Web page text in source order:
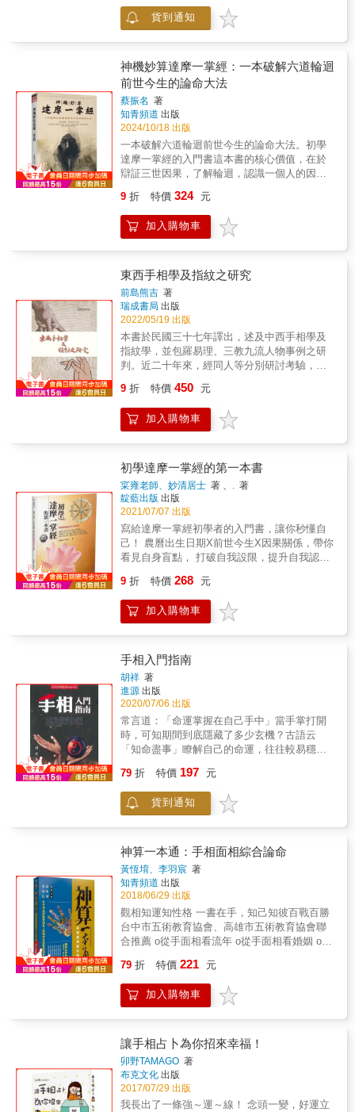
逐步介紹手上的各種線紋（三主線及三輔線
等）及其所代表的意義，最後透過線紋來判斷
各種運勢，並輔以大量真實照片，讓你學會解
短，代表身體虛弱，無法負荷長時間的勞動。•
智慧線──過於筆直，代表想法和溝通方式太過
直接，完全不懂什麼叫做委婉。•太陽線──粗長
鮮明，代表有良好的財運，工作都能事半功
倍，獲得較高的收入。•感情線──發端下有交叉
細紋，表示容易受到對象的隱瞞或欺騙。看完
本書後將能幫助你── •避開爛桃花•算出結婚
的年紀•預防血光之災•投入適合的工作
可隨心所欲貼在想貼的地方，幫助帶來好運。
▍隨書附「快速識人攻略手冊」收錄主要線紋
過下列手相迷思，但你知道答案嗎──•有斷掌的
女生真的不該娶？•事業線很長，所以會勞碌工
作一輩子？•指縫很大的人，非常容易漏財？•可
以靠留長小指指甲來防犯小人？•掌紋很多，代
表思緒很亂嗎？鑽研手相已超過十二年的夏多
想說：「手相絕不只是搭訕的工具，而是能實
際應用在日常的命理技術。」▍什麼是「手
相」？手相術是一門有複雜邏輯和系統的技
術，就像面相術是以貌取人，手相術則是「以
掌識人」。簡單來說，可從掌紋解讀出一個人
達到消災解厄的目的，幫助你做好萬全準備。
▍不只「以掌識人」，更能分析運勢！本書會
從認識手的外觀開始，逐步介紹手上的各種線
最後透過線紋來判斷各種運勢，並輔以大量真
實照片，讓你學會解讀「你的人生使用說明
書」。•生命線──淺淡細短，代表身體虛弱，無
法負荷長時間的勞動。•智慧線──過於筆直，代
表想法和溝通方式太過直接，完全不懂什麼叫
做委婉。•太陽線──粗長鮮明，代表有良好的財
運，工作都能事半功倍，獲得較高的收入。•感
的隱瞞或欺騙。看完本書後將能幫助你── •避
開爛桃花•算出結婚的年紀•預防血光之災•投入
適合的工作
貨到通知
神機妙算達摩一掌經：一本破解六道輪迴
前世今生的論命大法
蔡振名 著
知青頻道 出版
2024/10/18 出版
一本破解六道輪迴前世今生的論命大法。初學
達摩一掌經的入門書這本書的核心價值，在於
辯証三世因果，了解輪迴，認識一個人的因果
此書，其結論比八字學還要精闢一、依據八字
排盤法，排出八字盤。二、再依《達摩一掌
經》排盤。三、依排盤所得出的內容，得出
還請參照〈四柱論〉中之解釋，以總和命盤。
9 折 特價 324 元
加入購物車
東西手相學及指紋之研究
前島熊吉 著
瑞成書局 出版
2022/05/19 出版
本書於民國三十七年譯出，述及中西手相學及
指紋學，並包羅易理、三教九流人物事例之研
判。近二十年來，經同人等分別研討考驗，咸
9 折 特價 450 元
加入購物車
初學達摩一掌經的第一本書
寀雍老師、妙清居士 著 、
著
靛藍出版 出版
2021/07/07 出版
寫給達摩一掌經初學者的入門書，讓你秒懂自
己！ 農曆出生日期X前世今生X因果關係，帶你
看見自身盲點， 打破自我設限，提升自我認
階段的課題，幫助你更了解自己，讓你活出完
整的自我！ 達摩一掌經為計算前世今生的工
具，藉此得知各階段課題的因果關係，並了解
金，只須透過農曆出生日期，就可以看出一個
人的習性、性格特質、人生際遇、生命課題
等，也能從中得知前世今生的因果關係。 {六道
十二星是什麼？} 它以「佛道、仙道、修羅道、
人道、畜生道、鬼道」做為區分，並各自分為
兩種星位，進而呈現出自身盲點，以及在人生
各階段須學習的課題。 ＊隨書贈送達摩一掌經
測評工具，詳見書內後折口說明。 本書特色 ★
基本認識X計算方式，快速入門達摩一掌經 帶
本概念，並透過農曆生日解析一個人的性格、
特質、生命課題等，讓你能更了解自己，察覺
自我盲點，從中繪製出自己的人生路徑圖。 ★
星的詳細說明，帶你從六道看出一個人的習
性，從十二星位認識自己的特質、人生際遇、
生命課題等，並帶你跳脫人生困境，同時與個
案介紹相互搭配，讓你具體了解這套工具的運
用方式，駕馭自己的人生！ ★進階運用X自我
覺察，讓你接納自己、擺脫人生低潮 透過十二
星位帶你掌握各階段必修的生命課題，找出內
架，讓你能即時調整自我狀態，並替未來的自
己提前計劃，打造出美好的人生藍圖！
9 折 特價 268 元
加入購物車
手相入門指南
胡祥 著
進源 出版
2020/07/06 出版
常言道：「命運掌握在自己手中」當手掌打開
時，可知期間到底隱藏了多少玄機？古語云
「知命盡事」瞭解自己的命運，往往較易穩住
來推論人一生各階段的命運，是知命、知運最
便捷實在的方法，因為它不需要準備任何文
具，頂多備妥一支放大鏡，只要手掌打開，便
有系統的組合、分析、歸納、能讓讀者閱後，
便會產生對「手相」的認識、瞭解，加深印
象、概念，進而明白該如何趨吉避凶，防患未
然，並掌握機先。筆者期望對「手相」有興趣
的朋友能閱此書後無師自通，用雙手闢出一條
光明遠大的運程大道。
79 折 特價 197 元
貨到通知
神算一本通：手相面相綜合論命
黃恆堉、李羽宸 著
知青頻道 出版
2018/06/29 出版
觀相知運知性格 一書在手，知己知彼百戰百勝
台中市五術教育協會、高雄市五術教育協會聯
合推薦 o從手面相看流年 o從手面相看婚姻 o從
分 o從手面相看事業 o從手面相看個性 本書除
了第一章介紹手面相的基本認識之外，不同於
市面上的手面相書籍，本書特別公開作者畢生
至寶的珍藏。
79 折 特價 221 元
加入購物車
讓手相占卜為你招來幸福！
卯野TAMAGO 著
布克文化 出版
2017/07/29 出版
我長出了一條強～運～線！ 念頭一變，好運立